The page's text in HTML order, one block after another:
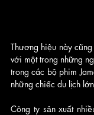
Thương hiệu này
với một trong những
trong các bộ phim
những chiếc du lịch
Công ty sản xuất